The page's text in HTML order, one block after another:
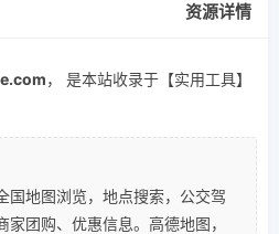
资源详情
， 是本站收录于【实用工具】
国地图浏览，地点搜索，公交驾
团购、优惠信息。高德地图，